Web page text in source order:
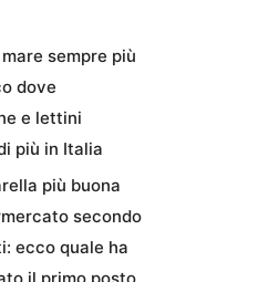
sempre più
dove
e lettini
più in Italia
più buona
secondo
ecco quale ha